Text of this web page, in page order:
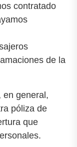
contratado
de la
en general,
póliza de
que